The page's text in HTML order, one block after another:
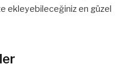
ekleyebileceğiniz en güzel